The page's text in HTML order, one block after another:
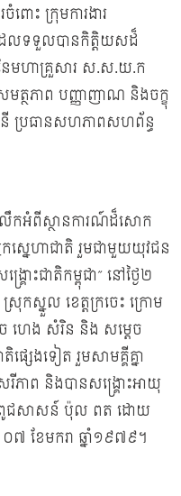
ពោះ ក្រុមការងារ
លទទួលបានកិត្តិយសដ៏
ៃមហាគ្រួសារ ស.ស.យ.ក
ត្ថភាព បញ្ញាញាណ និងចក្ខុ
ប្រធានសហភាពសហព័ន្ធ
រំលឹកអំពីស្ថានការណ៍ដ៏សោក
កស្នេហាជាតិ រួមជាមួយយុវជន
រោះជាតិកម្ពុជា” នៅថ្ងៃ២
កស្នួល ខេត្តក្រចេះ ក្រោម
ហេង សំរិន និង សម្តេច
សេងទៀត រួមសាមគ្គីគ្នា
ភាព និងបានសង្គ្រោះអាយុ
ពូជសាសន៍ ប៉ុល ពត ដោយ
៧ ខែមករា ឆ្នាំ១៩៧៩។